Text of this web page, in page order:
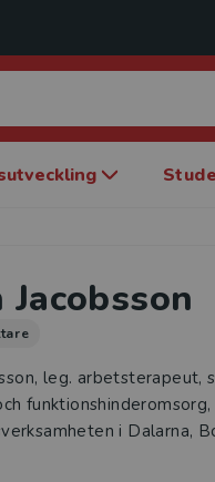
leg. arbetsterapeut,
i Dalarna,